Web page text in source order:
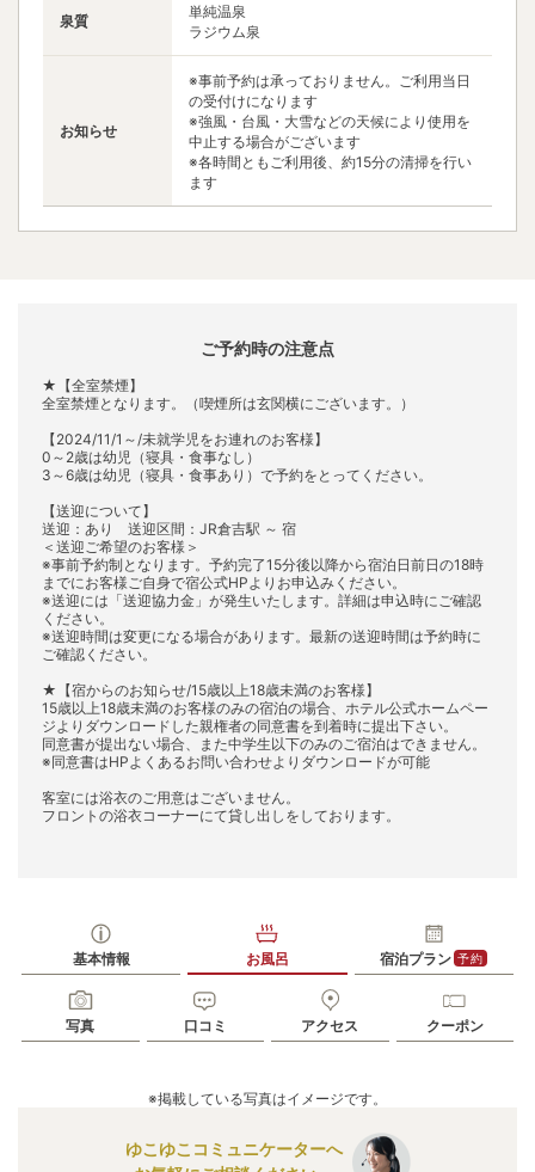
泉質
単純温泉
ラジウム泉
お知らせ
※事前予約は承っておりません。ご利用当日
の受付けになります
※強風・台風・大雪などの天候により使用を
中止する場合がございます
※各時間ともご利用後、約15分の清掃を行い
ます
ご予約時の注意点
★【全室禁煙】
全室禁煙となります。（喫煙所は玄関横にございます。）
【2024/11/1～/未就学児をお連れのお客様】
0～2歳は幼児（寝具・食事なし）
3～6歳は幼児（寝具・食事あり）で予約をとってください。
【送迎について】
送迎：あり 送迎区間：JR倉吉駅 ～ 宿
＜送迎ご希望のお客様＞
※事前予約制となります。予約完了15分後以降から宿泊日前日の18時
までにお客様ご自身で宿公式HPよりお申込みください。
※送迎には「送迎協力金」が発生いたします。詳細は申込時にご確認
ください。
※送迎時間は変更になる場合があります。最新の送迎時間は予約時に
ご確認ください。
★【宿からのお知らせ/15歳以上18歳未満のお客様】
15歳以上18歳未満のお客様のみの宿泊の場合、ホテル公式ホームペー
ジよりダウンロードした親権者の同意書を到着時に提出下さい。
同意書が提出ない場合、また中学生以下のみのご宿泊はできません。
※同意書はHPよくあるお問い合わせよりダウンロードが可能
客室には浴衣のご用意はございません。
フロントの浴衣コーナーにて貸し出しをしております。
基本情報 お風呂 宿泊プラン 予約
写真 口コミ アクセス クーポン
※掲載している写真はイメージです。
ゆこゆこコミュニケーターへ